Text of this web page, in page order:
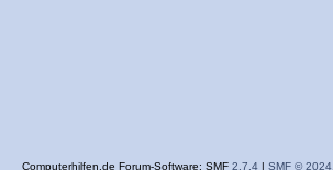
Computerhilfen.de Forum-Software: SMF 2.7.4 | SMF © 2024